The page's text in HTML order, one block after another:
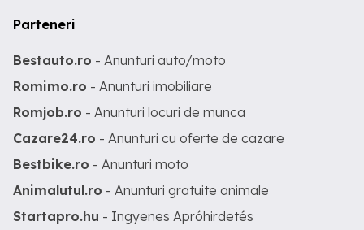
Parteneri
Bestauto.ro - Anunturi auto/moto
Romimo.ro - Anunturi imobiliare
Romjob.ro - Anunturi locuri de munca
Cazare24.ro - Anunturi cu oferte de cazare
Bestbike.ro - Anunturi moto
Animalutul.ro - Anunturi gratuite animale
Startapro.hu - Ingyenes Apróhirdetés